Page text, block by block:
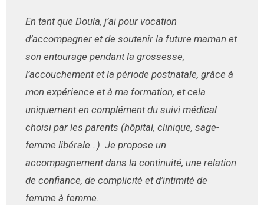
En tant que Doula, j’ai pour vocation
d’accompagner et de soutenir la future maman et
son entourage pendant la grossesse,
l’accouchement et la période postnatale, grâce à
mon expérience et à ma formation, et cela
uniquement en complément du suivi médical
choisi par les parents (hôpital, clinique, sage-
femme libérale…) Je propose un
accompagnement dans la continuité, une relation
de confiance, de complicité et d’intimité de
femme à femme.